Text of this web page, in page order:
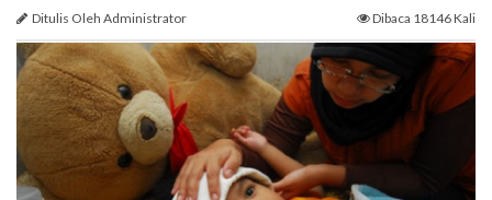
Ditulis Oleh Administrator Dibaca 18146 Kali